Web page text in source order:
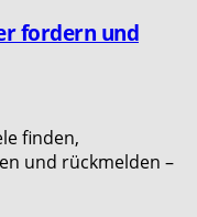
fordern und
finden,
und rückmelden –